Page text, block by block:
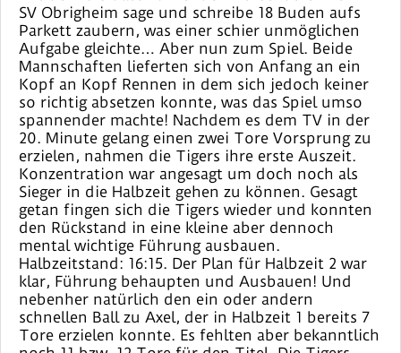
SV Obrigheim sage und schreibe 18 Buden aufs
Parkett zaubern, was einer schier unmöglichen
Aufgabe gleichte… Aber nun zum Spiel. Beide
Mannschaften lieferten sich von Anfang an ein
Kopf an Kopf Rennen in dem sich jedoch keiner
so richtig absetzen konnte, was das Spiel umso
spannender machte! Nachdem es dem TV in der
20. Minute gelang einen zwei Tore Vorsprung zu
erzielen, nahmen die Tigers ihre erste Auszeit.
Konzentration war angesagt um doch noch als
Sieger in die Halbzeit gehen zu können. Gesagt
getan fingen sich die Tigers wieder und konnten
den Rückstand in eine kleine aber dennoch
mental wichtige Führung ausbauen.
Halbzeitstand: 16:15. Der Plan für Halbzeit 2 war
klar, Führung behaupten und Ausbauen! Und
nebenher natürlich den ein oder andern
schnellen Ball zu Axel, der in Halbzeit 1 bereits 7
Tore erzielen konnte. Es fehlten aber bekanntlich